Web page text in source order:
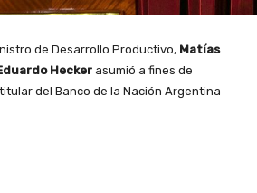
de Desarrollo Productivo, Matías
Hecker asumió a fines de
del Banco de la Nación Argentina